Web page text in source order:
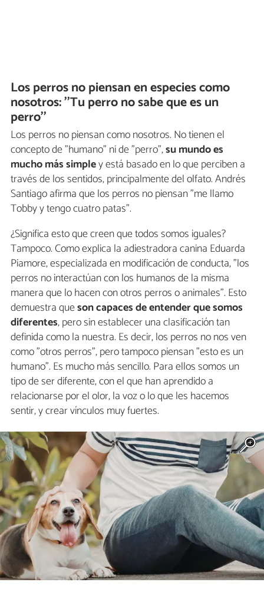
Los perros no piensan en especies como
nosotros: ''Tu perro no sabe que es un
perro''
Los perros no piensan como nosotros. No tienen el
concepto de "humano" ni de "perro",su mundo es
mucho más simpley está basado en lo que perciben a
través de los sentidos, principalmente del olfato. Andrés
Santiago afirma que los perros no piensan "me llamo
Tobby y tengo cuatro patas".
¿Significa esto que creen que todos somos iguales?
Tampoco. Como explica la adiestradora canina Eduarda
Piamore, especializada en modificación de conducta, "los
perros no interactúan con los humanos de la misma
manera que lo hacen con otros perros o animales". Esto
demuestra queson capaces de entender que somos
diferentes, pero sin establecer una clasificación tan
definida como la nuestra. Es decir, los perros no nos ven
como "otros perros", pero tampoco piensan "esto es un
humano". Es mucho más sencillo. Para ellos somos un
tipo de ser diferente, con el que han aprendido a
relacionarse por el olor, la voz o lo que les hacemos
sentir, y crear vínculos muy fuertes.